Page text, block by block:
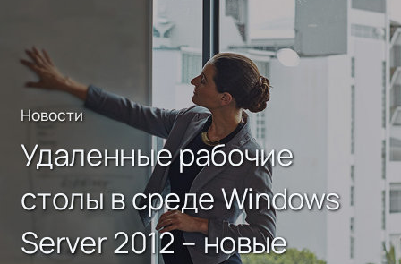
Новости
Удаленные рабочие
столы в среде Windows
Server 2012 – новые